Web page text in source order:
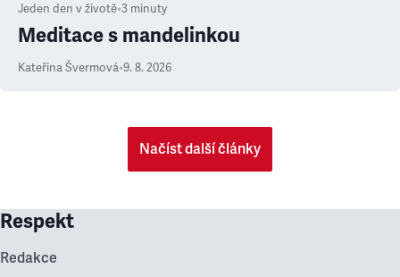
Jeden den v životě•3 minuty
Meditace s mandelinkou
Kateřina Švermová•9. 8. 2026
Načíst další články
Respekt
Redakce